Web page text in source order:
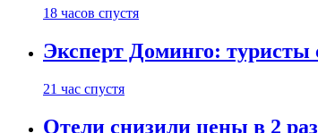
18 часов спустя
Эксперт Доминго: туристы
21 час спустя
Отели снизили цены в 2